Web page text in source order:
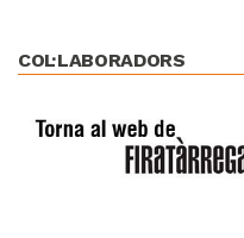
COL·LABORADORS